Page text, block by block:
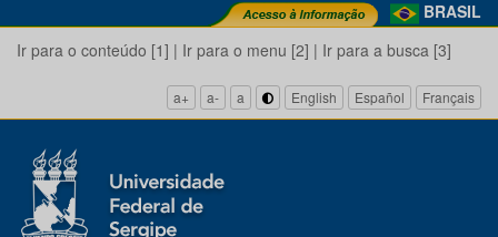
BRASIL
Ir para o conteúdo [1] | Ir para o menu [2] | Ir para a busca [3]
a+ a- a English Español Français